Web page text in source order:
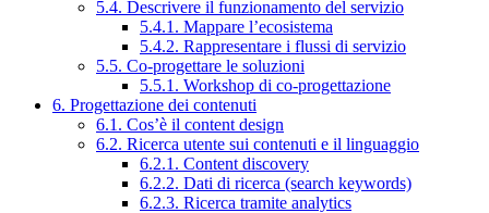
5.4. Descrivere il funzionamento del servizio
5.4.1. Mappare l’ecosistema
5.4.2. Rappresentare i flussi di servizio
5.5. Co-progettare le soluzioni
5.5.1. Workshop di co-progettazione
6. Progettazione dei contenuti
6.1. Cos’è il content design
6.2. Ricerca utente sui contenuti e il linguaggio
6.2.1. Content discovery
6.2.2. Dati di ricerca (search keywords)
6.2.3. Ricerca tramite analytics